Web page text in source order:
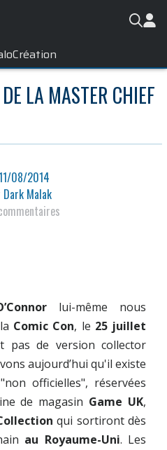
Création
LA MASTER CHIEF
08/2014
Dark Malak
lui-même nous
Comic Con, le 25 juillet
pas de version collector
aujourd’hui qu'il existe
officielles", réservées
de magasin Game UK,
qui sortiront dès
au Royaume-Uni. Les